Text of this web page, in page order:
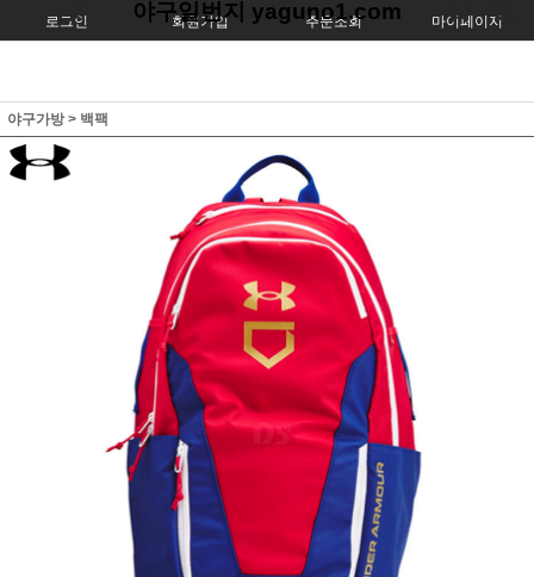
로그인 회원가입 주문조회 마이페이지
야구일번지 yaguno1.com
야구가방> 백팩